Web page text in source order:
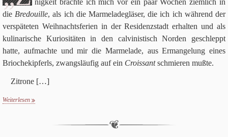
Hortikultur
Werkzeug
Schaustücke
nig­keit brachte ich mich vor ein paar Wochen ziem­lich in
die Bre­douille, als ich die Mar­me­la­de­glä­ser, die ich ich wäh­rend der
ver­spä­te­ten Weih­nachts­fe­rien in der Resi­denz­stadt erhal­ten und als
kuli­na­ri­sche Kurio­si­tä­ten in den cal­vi­ni­stisch Nor­den geschleppt
hatte, auf­machte und mir die Mar­me­lade, aus Erman­ge­lung eines
Brio­che­kip­ferls, zwangs­läu­fig auf ein Crois­santschmie­ren mußte.
Zitrone […]
Weiterlesen